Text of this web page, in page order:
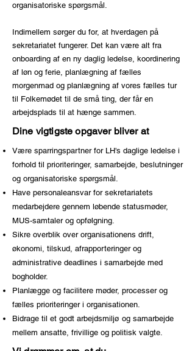
organisatoriske spørgsmål.
Indimellem sørger du for, at hverdagen på
sekretariatet fungerer. Det kan være alt fra
onboarding af en ny daglig ledelse, koordinering
af løn og ferie, planlægning af fælles
morgenmad og planlægning af vores fælles tur
til Folkemødet til de små ting, der får en
arbejdsplads til at hænge sammen.
Dine vigtigste opgaver bliver at
Være sparringspartner for LH's daglige ledelse i
forhold til prioriteringer, samarbejde, beslutninger
og organisatoriske spørgsmål.
Have personaleansvar for sekretariatets
medarbejdere gennem løbende statusmøder,
MUS-samtaler og opfølgning.
Sikre overblik over organisationens drift,
økonomi, tilskud, afrapporteringer og
administrative deadlines i samarbejde med
bogholder.
Planlægge og facilitere møder, processer og
fælles prioriteringer i organisationen.
Bidrage til et godt arbejdsmiljø og samarbejde
mellem ansatte, frivillige og politisk valgte.